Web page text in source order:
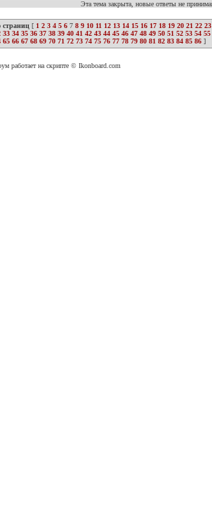
Эта тема закрыта, новые ответы не
страниц [ 1 2 3 4 5 6 7 8 9 10 11 12 13 14 15 16 17 18 19 20 21 22 23
33 34 35 36 37 38 39 40 41 42 43 44 45 46 47 48 49 50 51 52 53 54 55
65 66 67 68 69 70 71 72 73 74 75 76 77 78 79 80 81 82 83 84 85 86 ]
работает на скрипте © Ikonboard.com